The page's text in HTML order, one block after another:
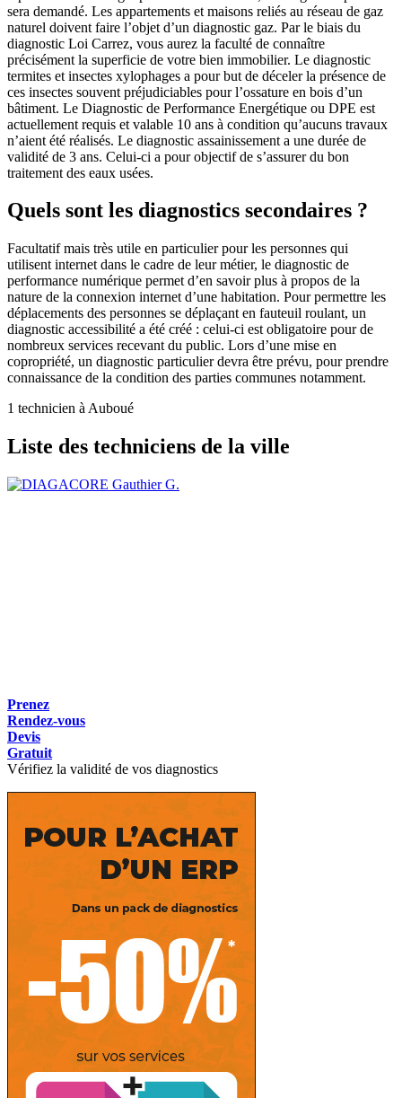
sera demandé. Les appartements et maisons reliés au réseau de gaz
naturel doivent faire l’objet d’un diagnostic gaz. Par le biais du
diagnostic Loi Carrez, vous aurez la faculté de connaître
précisément la superficie de votre bien immobilier. Le diagnostic
termites et insectes xylophages a pour but de déceler la présence de
ces insectes souvent préjudiciables pour l’ossature en bois d’un
bâtiment. Le Diagnostic de Performance Energétique ou DPE est
actuellement requis et valable 10 ans à condition qu’aucuns travaux
n’aient été réalisés. Le diagnostic assainissement a une durée de
validité de 3 ans. Celui-ci a pour objectif de s’assurer du bon
traitement des eaux usées.
Quels sont les diagnostics secondaires ?
Facultatif mais très utile en particulier pour les personnes qui
utilisent internet dans le cadre de leur métier, le diagnostic de
performance numérique permet d’en savoir plus à propos de la
nature de la connexion internet d’une habitation. Pour permettre les
déplacements des personnes se déplaçant en fauteuil roulant, un
diagnostic accessibilité a été créé : celui-ci est obligatoire pour de
nombreux services recevant du public. Lors d’une mise en
copropriété, un diagnostic particulier devra être prévu, pour prendre
connaissance de la condition des parties communes notamment.
1 technicien à Auboué
Liste des techniciens de la ville
Gauthier G.
Prenez
Rendez-vous
Devis
Gratuit
Vérifiez la validité de vos diagnostics